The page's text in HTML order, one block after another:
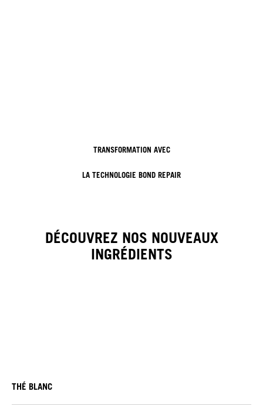
TRANSFORMATION AVEC
LA TECHNOLOGIE BOND REPAIR
DÉCOUVREZ NOS NOUVEAUX
INGRÉDIENTS
THÉ BLANC